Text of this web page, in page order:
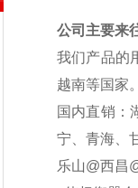
公司主要来
我们产品的
越南等国家
国内直销：
宁、青海、
乐山@西昌